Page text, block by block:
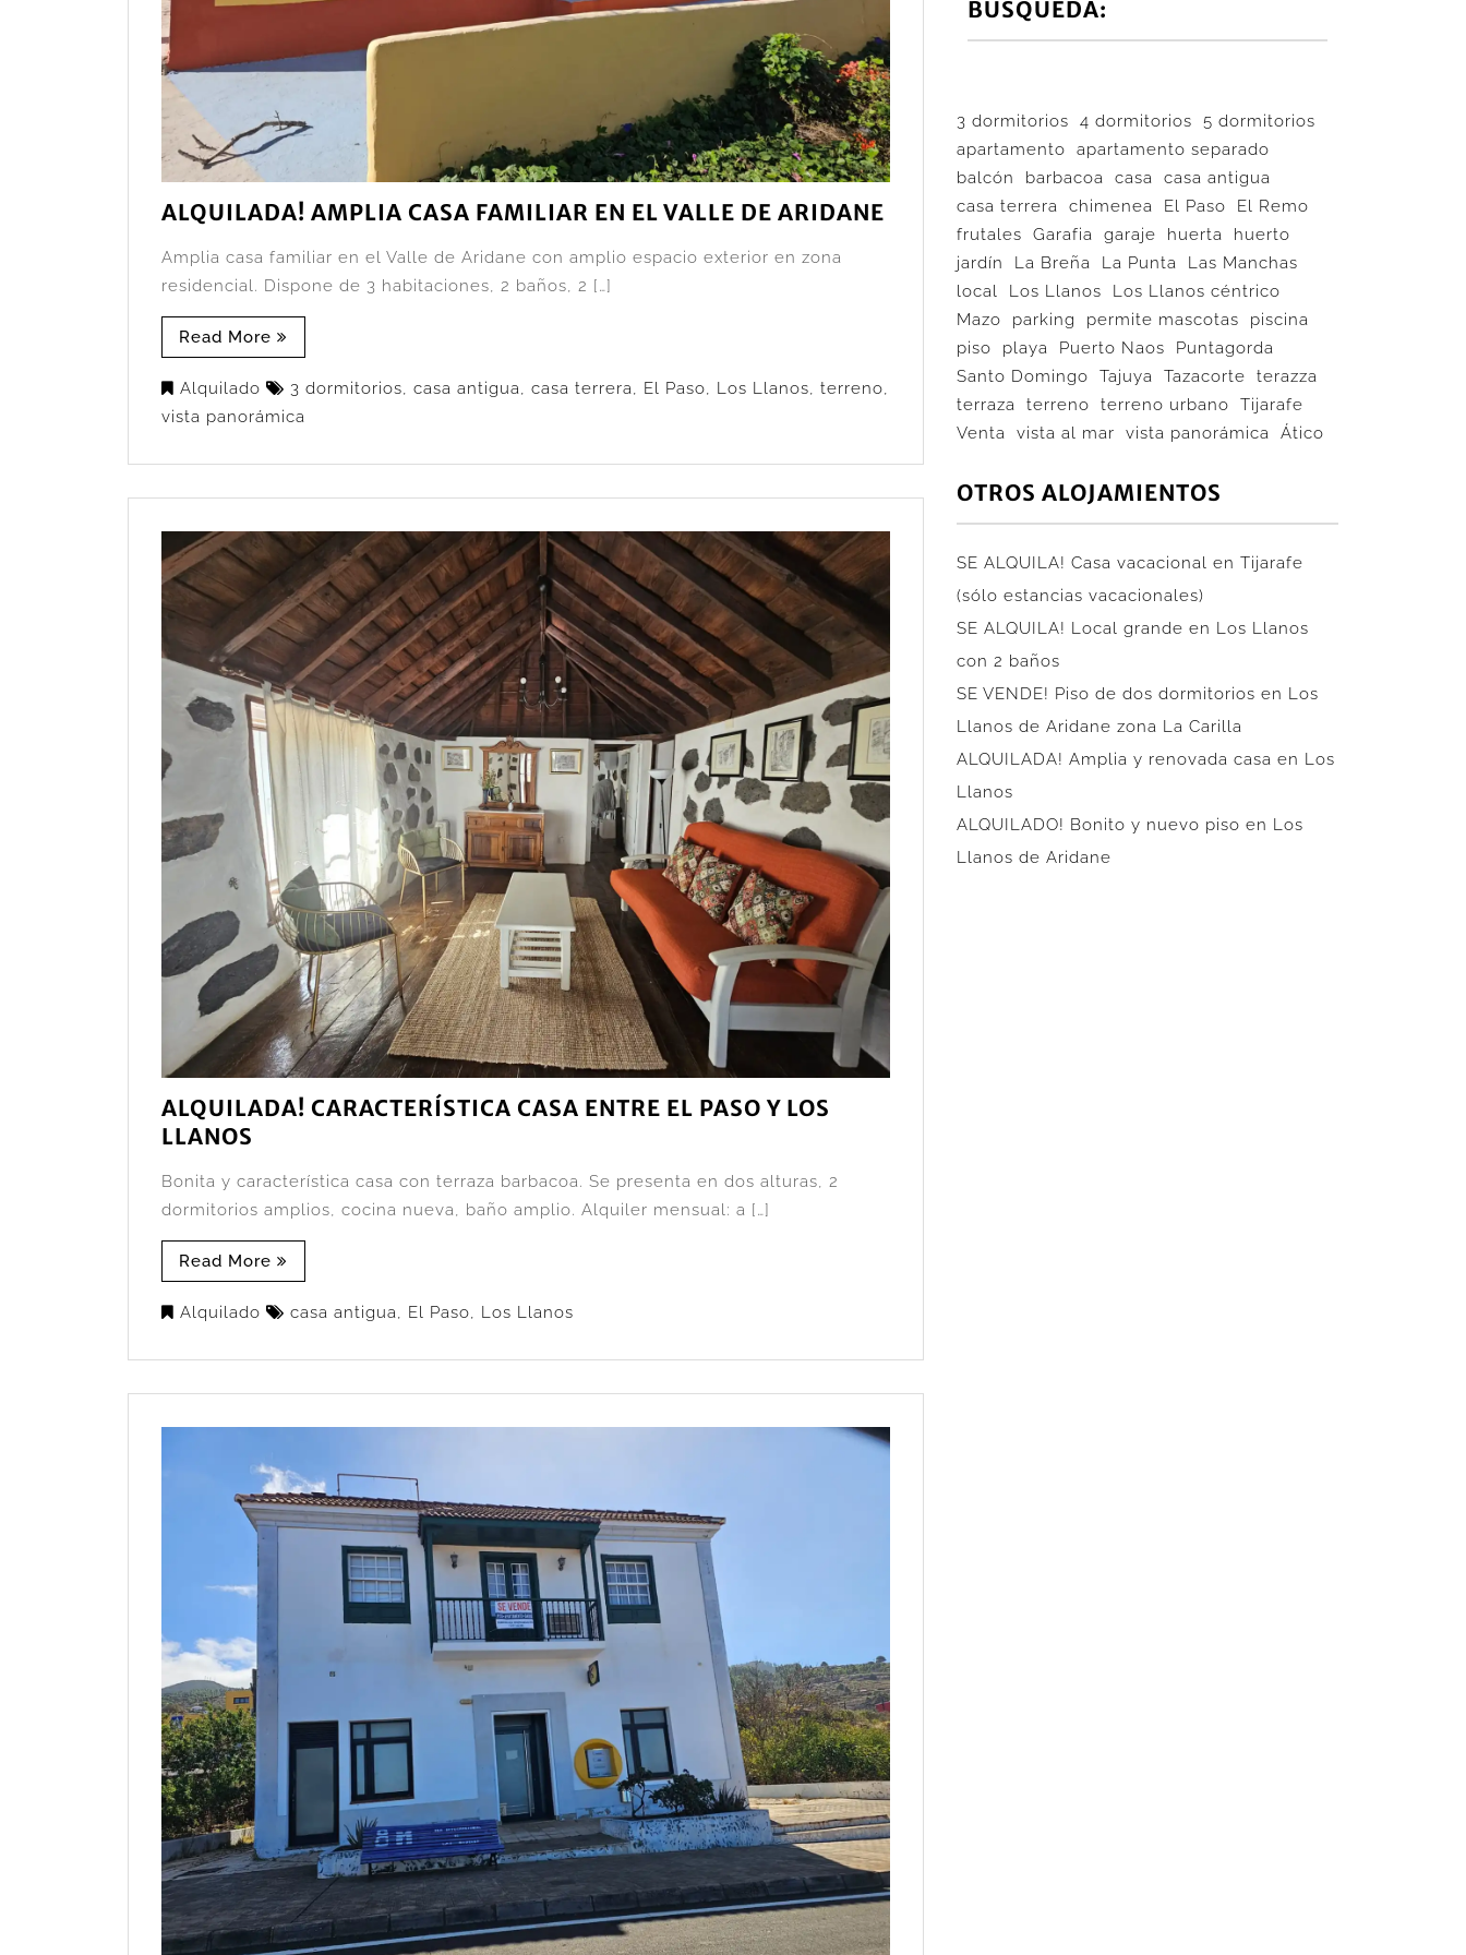
ALQUILADA! AMPLIA CASA FAMILIAR EN EL VALLE DE ARIDANE
Amplia casa familiar en el Valle de Aridane con amplio espacio exterior en zona
residencial. Dispone de 3 habitaciones, 2 baños, 2 […]
Read More
Alquilado 3 dormitorios, casa antigua, casa terrera, El Paso, Los Llanos, terreno,
vista panorámica
ALQUILADA! CARACTERÍSTICA CASA ENTRE EL PASO Y LOS
LLANOS
Bonita y característica casa con terraza barbacoa. Se presenta en dos alturas, 2
dormitorios amplios, cocina nueva, baño amplio. Alquiler mensual: a […]
Read More
Alquilado casa antigua, El Paso, Los Llanos
BÚSQUEDA:
3 dormitorios 4 dormitorios
5 dormitorios
apartamento
apartamento separado
balcón
barbacoa casa
casa antigua
casa terrera
chimenea El Paso
El Remo
frutales
Garafia garaje huerta
huerto
jardín
La Breña La Punta
Las Manchas
local
Los Llanos
Los Llanos céntrico
Mazo
parking permite mascotas
piscina
piso
playa Puerto Naos
Puntagorda
Santo Domingo
Tajuya Tazacorte
terazza
terraza
terreno terreno urbano
Tijarafe
Venta
vista al mar vista panorámica Ático
OTROS ALOJAMIENTOS
SE ALQUILA! Casa vacacional en Tijarafe
(sólo estancias vacacionales)
SE ALQUILA! Local grande en Los Llanos
con 2 baños
SE VENDE! Piso de dos dormitorios en Los
Llanos de Aridane zona La Carilla
ALQUILADA! Amplia y renovada casa en Los
Llanos
ALQUILADO! Bonito y nuevo piso en Los
Llanos de Aridane